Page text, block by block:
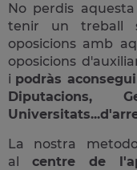
No perdis
tenir un treball
oposicions amb
oposicions
i podràs
Diputacions,
La nostra
al centre de